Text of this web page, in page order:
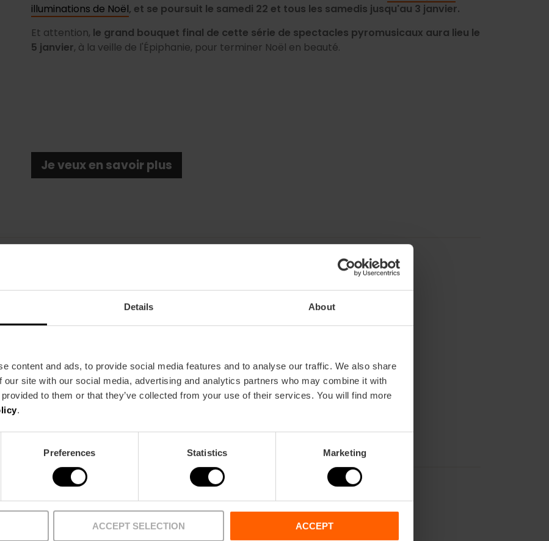
Details About
content and ads, to provide social media features and to analyse our traffic. We also share
our site with our social media, advertising and analytics partners who may combine it with
to them or that they’ve collected from your use of their services. You will find more
.
Preferences Statistics Marketing
ACCEPT SELECTION ACCEPT
illuminations de Noël, et se poursuit le samedi 22 et tous les samedis jusqu'au 3 janvier.
Et attention, le grand bouquet final de cette série de spectacles pyromusicaux aura lieu le
5 janvier, à la veille de l'Épiphanie, pour terminer Noël en beauté.
Je veux en savoir plus
Tickets
Gratuit.